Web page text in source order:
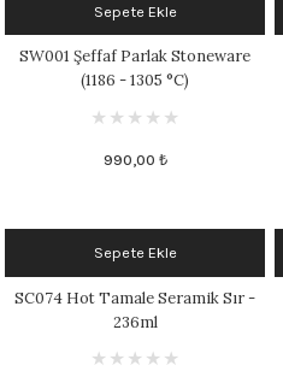
Sepete Ekle
SW001 Şeffaf Parlak Stoneware
(1186 - 1305 °C)
990,00 ₺
Sepete Ekle
SC074 Hot Tamale Seramik Sır -
236ml